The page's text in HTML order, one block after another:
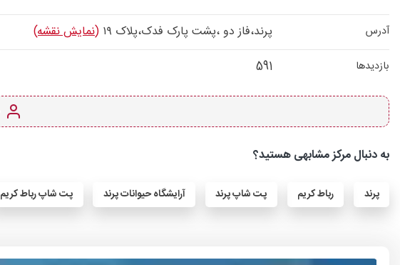
آدرس پرند،فاز دو ،پشت پارک فدک،پلاک ۱۹ (نمایش نقشه)
بازدیدها 591
به دنبال مرکز مشابهی هستید؟
پرند رباط کریم پت شاپ پرند آرایشگاه حیوانات پرند پت شاپ رباط کریم